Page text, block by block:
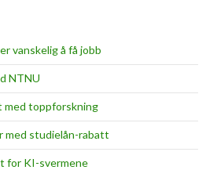
t
vanskelig å få jobb
NTNU
med toppforskning
med studielån-rabatt
for KI-svermene